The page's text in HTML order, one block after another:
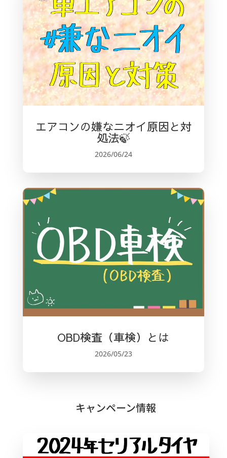
o
k
エアコンの嫌なニオイ原因と対
処法🍃
2026/06/24
OBD検査（車検）とは
2026/05/23
キャンペーン情報